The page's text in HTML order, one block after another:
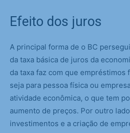
Efeito dos juros
A principal forma de o BC
da taxa básica de juros da
da taxa faz com que empréstimos
seja para pessoa física ou
atividade econômica, o que tem
aumento de preços. Por outro
investimentos e a criação de